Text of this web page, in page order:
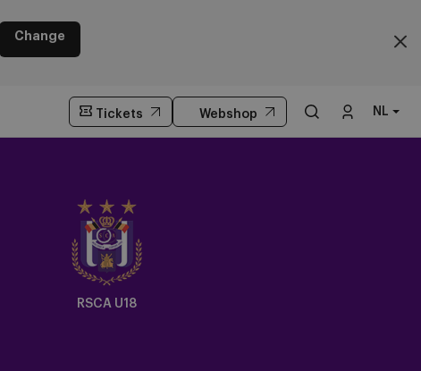
Change
Tickets Webshop NL
Crest
Dark
RSCA U18